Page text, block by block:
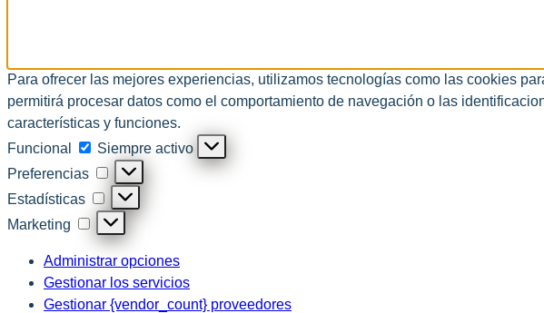
Para ofrecer las mejores experiencias, utilizamos tecnologías como las cookies
permitirá procesar datos como el comportamiento de navegación o las
características y funciones.
Funcional
Funcional
Siempre activo
Preferencias
Preferencias
Estadísticas
Estadísticas
Marketing
Marketing
Administrar opciones
Gestionar los servicios
Gestionar {vendor_count} proveedores